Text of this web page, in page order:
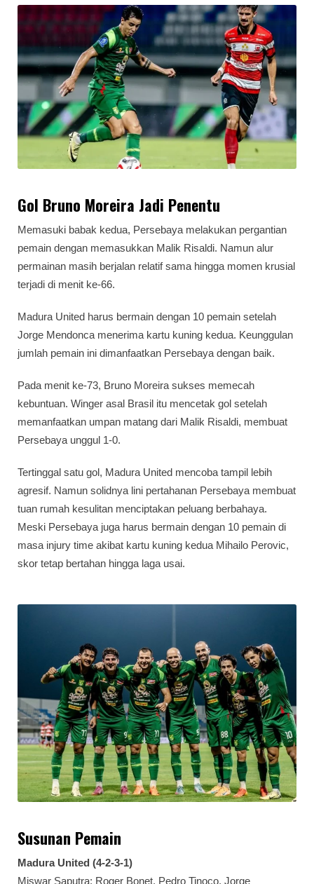
Gol Bruno Moreira Jadi Penentu
Memasuki babak kedua, Persebaya melakukan pergantian
pemain dengan memasukkan Malik Risaldi. Namun alur
permainan masih berjalan relatif sama hingga momen krusial
terjadi di menit ke-66.
Madura United harus bermain dengan 10 pemain setelah
Jorge Mendonca menerima kartu kuning kedua. Keunggulan
jumlah pemain ini dimanfaatkan Persebaya dengan baik.
Pada menit ke-73, Bruno Moreira sukses memecah
kebuntuan. Winger asal Brasil itu mencetak gol setelah
memanfaatkan umpan matang dari Malik Risaldi, membuat
Persebaya unggul 1-0.
Tertinggal satu gol, Madura United mencoba tampil lebih
agresif. Namun solidnya lini pertahanan Persebaya membuat
tuan rumah kesulitan menciptakan peluang berbahaya.
Meski Persebaya juga harus bermain dengan 10 pemain di
masa injury time akibat kartu kuning kedua Mihailo Perovic,
skor tetap bertahan hingga laga usai.
Susunan Pemain
Madura United (4-2-3-1)
Miswar Saputra; Roger Bonet, Pedro Tinoco, Jorge